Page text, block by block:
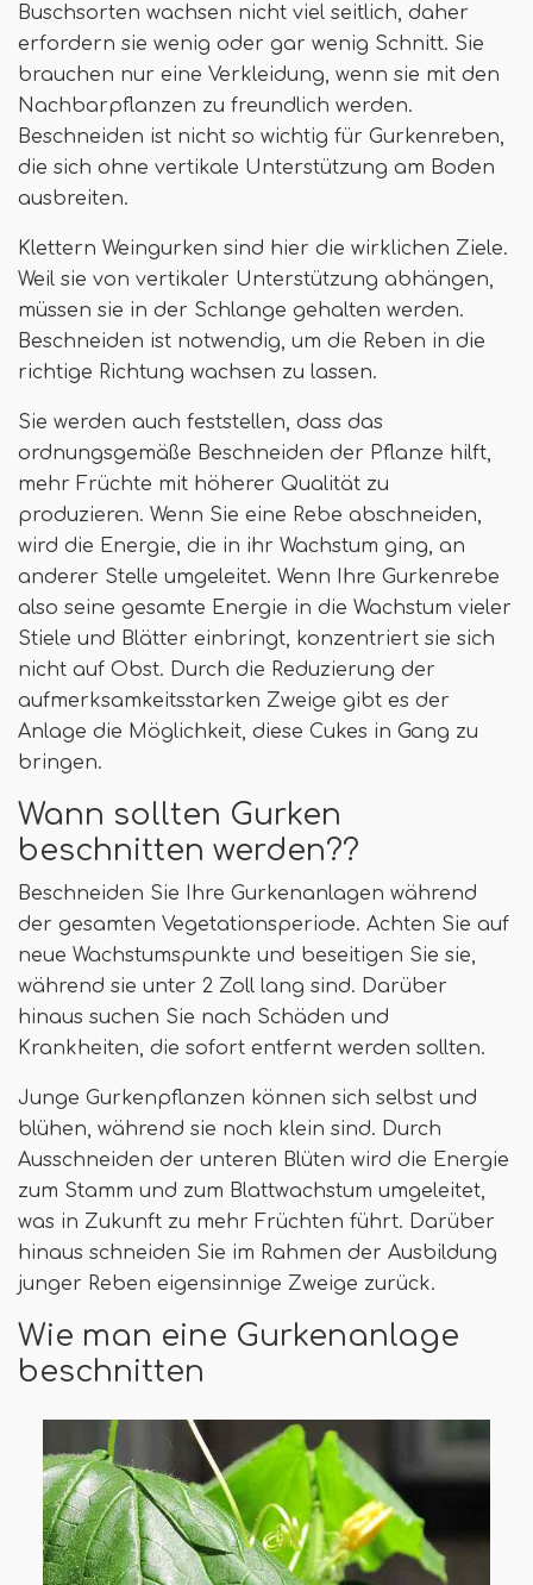
Buschsorten wachsen nicht viel seitlich, daher
erfordern sie wenig oder gar wenig Schnitt. Sie
brauchen nur eine Verkleidung, wenn sie mit den
Nachbarpflanzen zu freundlich werden.
Beschneiden ist nicht so wichtig für Gurkenreben,
die sich ohne vertikale Unterstützung am Boden
ausbreiten.
Klettern Weingurken sind hier die wirklichen Ziele.
Weil sie von vertikaler Unterstützung abhängen,
müssen sie in der Schlange gehalten werden.
Beschneiden ist notwendig, um die Reben in die
richtige Richtung wachsen zu lassen.
Sie werden auch feststellen, dass das
ordnungsgemäße Beschneiden der Pflanze hilft,
mehr Früchte mit höherer Qualität zu
produzieren. Wenn Sie eine Rebe abschneiden,
wird die Energie, die in ihr Wachstum ging, an
anderer Stelle umgeleitet. Wenn Ihre Gurkenrebe
also seine gesamte Energie in die Wachstum vieler
Stiele und Blätter einbringt, konzentriert sie sich
nicht auf Obst. Durch die Reduzierung der
aufmerksamkeitsstarken Zweige gibt es der
Anlage die Möglichkeit, diese Cukes in Gang zu
bringen.
Wann sollten Gurken
beschnitten werden??
Beschneiden Sie Ihre Gurkenanlagen während
der gesamten Vegetationsperiode. Achten Sie auf
neue Wachstumspunkte und beseitigen Sie sie,
während sie unter 2 Zoll lang sind. Darüber
hinaus suchen Sie nach Schäden und
Krankheiten, die sofort entfernt werden sollten.
Junge Gurkenpflanzen können sich selbst und
blühen, während sie noch klein sind. Durch
Ausschneiden der unteren Blüten wird die Energie
zum Stamm und zum Blattwachstum umgeleitet,
was in Zukunft zu mehr Früchten führt. Darüber
hinaus schneiden Sie im Rahmen der Ausbildung
junger Reben eigensinnige Zweige zurück.
Wie man eine Gurkenanlage
beschnitten